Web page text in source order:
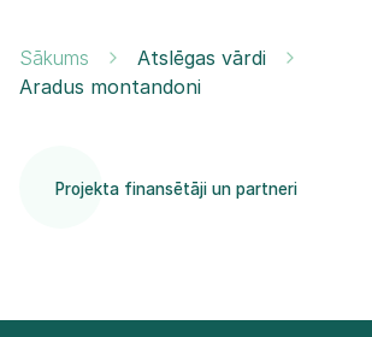
Sākums
Atslēgas vārdi
Aradus montandoni
Projekta finansētāji un partneri